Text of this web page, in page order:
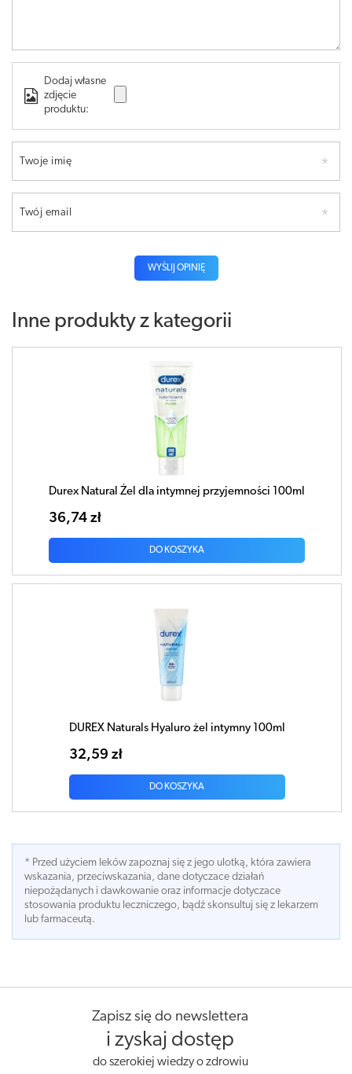
Dodaj własne
zdjęcie
produktu:
Twoje imię
Twój email
WYŚLIJ OPINIĘ
Inne produkty z kategorii
Durex Natural Żel dla intymnej przyjemności 100ml
36,74 zł
DO KOSZYKA
DUREX Naturals Hyaluro żel intymny 100ml
32,59 zł
DO KOSZYKA
* Przed użyciem leków zapoznaj się z jego ulotką, która zawiera
wskazania, przeciwskazania, dane dotyczace działań
niepożądanych i dawkowanie oraz informacje dotyczace
stosowania produktu leczniczego, bądź skonsultuj się z lekarzem
lub farmaceutą.
Zapisz się do newslettera
i zyskaj dostęp
do szerokiej wiedzy o zdrowiu